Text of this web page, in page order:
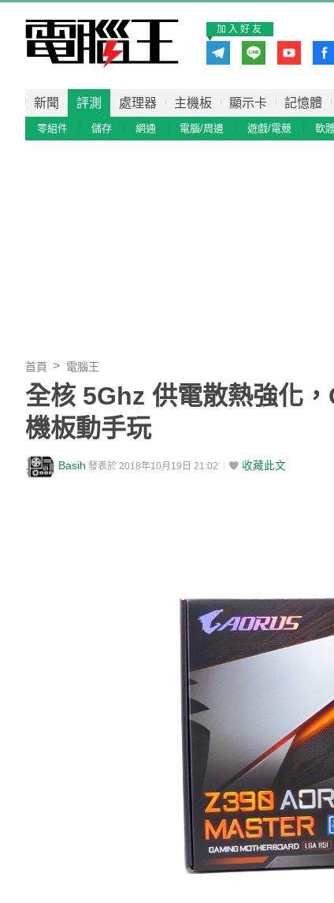
加入好友
新聞 評測 處理器 主機板 顯示卡 記憶體
零組件 儲存 網通 電腦/周邊 遊戲/電競 軟
首頁 電腦王
全核 5Ghz 供電散熱強化
機板動手玩
Basih 發表於 2018年10月19日 21:02 收藏此文